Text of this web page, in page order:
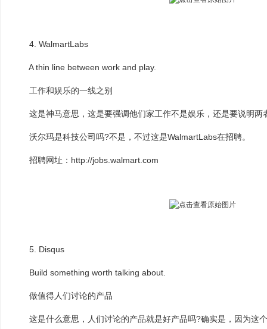
4. WalmartLabs
A thin line between work and play.
工作和娱乐的一线之别
这是神马意思，这是要强调他们家工作不是娱乐，还是要说明两
沃尔玛是科技公司吗?不是，不过这是WalmartLabs在招聘。
招聘网址：http://jobs.walmart.com
5. Disqus
Build something worth talking about.
做值得人们讨论的产品
这是什么意思，人们讨论的产品就是好产品吗?确实是，因为这